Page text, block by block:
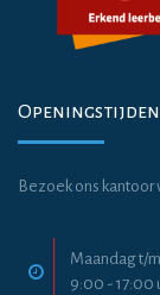
Bezoek ons kantoor
Maandag t/
9:00 - 17:00